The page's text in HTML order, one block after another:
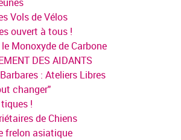
Vols de Vélos
ouvert à tous !
Monoxyde de Carbone
DES AIDANTS
: Ateliers Libres
changer"
!
de Chiens
frelon asiatique